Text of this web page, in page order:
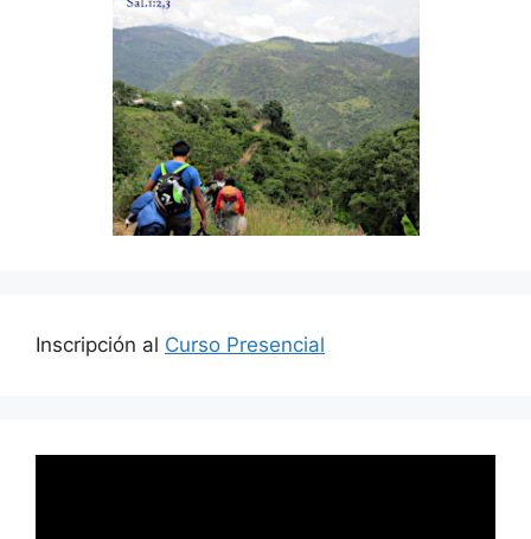
Inscripción al Curso Presencial